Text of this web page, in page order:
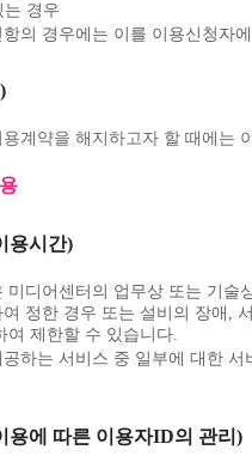
는 경우
의 경우에는 이를 이용신청자
계약을 해지하고자 할 때에는
용시간)
디어센터의 업무상 또는 기술
정한 경우 또는 설비의 장애,
여 제한할 수 있습니다.
하는 서비스 중 일부에 대한 서
용에 따른 이용자ID의 관리)